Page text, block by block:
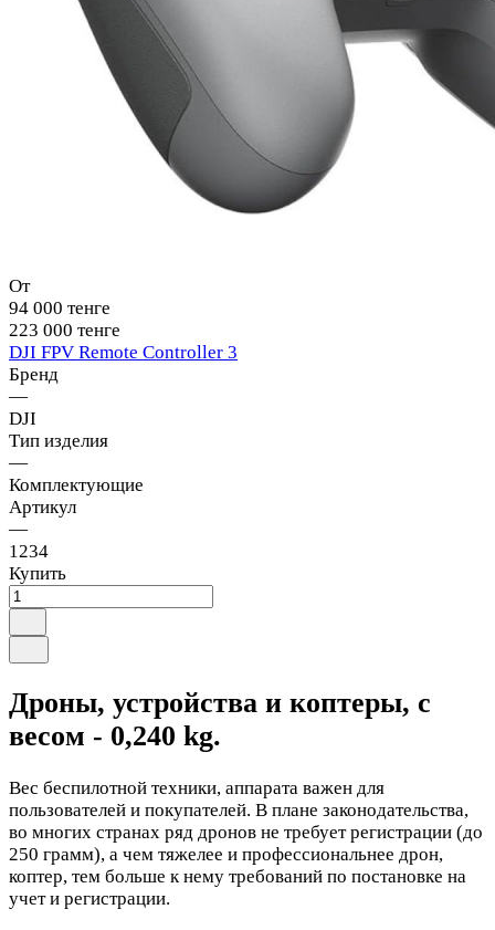
От
94 000 тенге
223 000 тенге
DJI FPV Remote Controller 3
Бренд
—
DJI
Тип изделия
—
Комплектующие
Артикул
—
1234
Купить
Дроны, устройства и коптеры, с
весом - 0,240 kg.
Вес беспилотной техники, аппарата важен для
пользователей и покупателей. В плане законодательства,
во многих странах ряд дронов не требует регистрации (до
250 грамм), а чем тяжелее и профессиональнее дрон,
коптер, тем больше к нему требований по постановке на
учет и регистрации.